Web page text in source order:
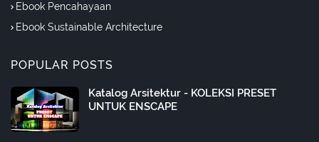
Ebook Pencahayaan
Ebook Sustainable Architecture
POPULAR POSTS
Katalog Arsitektur - KOLEKSI PRESET
UNTUK ENSCAPE